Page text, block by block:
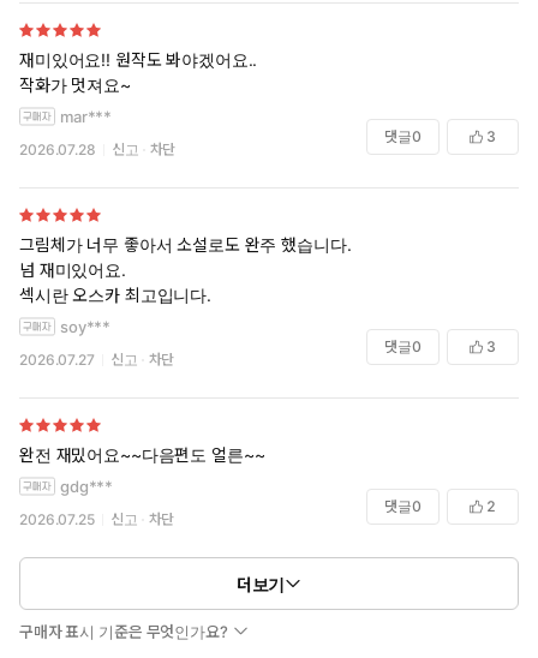
재미있어요!! 원작도 봐야겠어요..
작화가 멋져요~
mar***
2026.07.28 신고 차단
댓글0 3
그림체가 너무 좋아서 소설로도 완주 했습니다.
넘 재미있어요.
섹시란 오스카 최고입니다.
soy***
2026.07.27 신고 차단
댓글0 3
완전 재밌어요~~다음편도 얼른~~
gdg***
2026.07.25 신고 차단
댓글0 2
더보기
구매자 표시 기준은 무엇인가요?